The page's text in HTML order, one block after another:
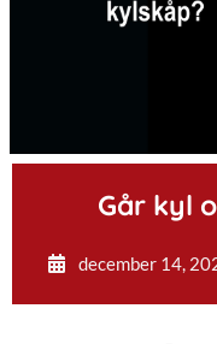
Går kyl
december 14,